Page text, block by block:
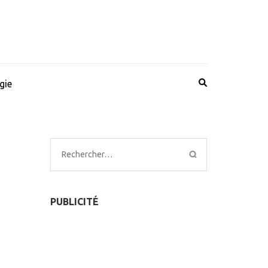
Rechercher :
PUBLICITÉ